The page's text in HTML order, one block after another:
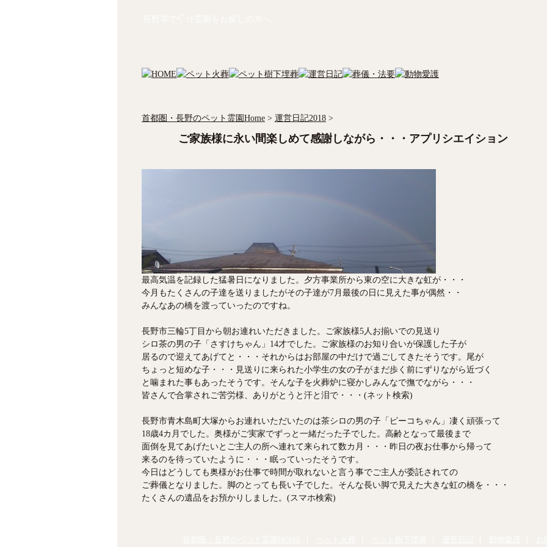
首都圏・長野のペット霊園Home > 運営日記2018 >
ご家族様に永い間楽しめて感謝しながら・・・アプリシエイション
最高気温を記録した猛暑日になりました。夕方事業所から東の空に大きな虹が・・・
今月もたくさんの子達を送りましたがその子達が7月最後の日に見えた事が偶然・・
みんなあの橋を渡っていったのですね。
長野市三輪5丁目から朝お連れいただきました。ご家族様5人お揃いでの見送り
シロ茶の男の子「さすけちゃん」14才でした。ご家族様のお知り合いが保護した子が
居るので迎えてあげてと・・・それからはお部屋の中だけで過ごしてきたそうです。尾が
ちょっと短めな子・・・見送りに来られた小学生の女の子がまだ歩く前にずりながら近づく
と噛まれた事もあったそうです。そんな子を火葬炉に寝かしみんなで撫でながら・・・
皆さんで合掌されご苦労様、ありがとうと汗と泪で・・・(ネット検索)
長野市青木島町大塚からお連れいただいたのは茶シロの男の子「ピーコちゃん」凄く頑張って
18歳4カ月でした。奥様がご実家でずっと一緒だった子でした。高齢となって最後まで
面倒を見てあげたいとご主人の所へ連れて来られて数カ月・・・昨日の夜お仕事から帰って
来るのを待っていたように・・・眠っていったそうです。
今日はどうしても奥様がお仕事で時間が取れないと言う事でご主人が委託されての
ご葬儀となりました。脚のとっても長い子でした。そんな長い脚で見えた大きな虹の橋を・・・
たくさんの遺品をお預かりしました。(スマホ検索)